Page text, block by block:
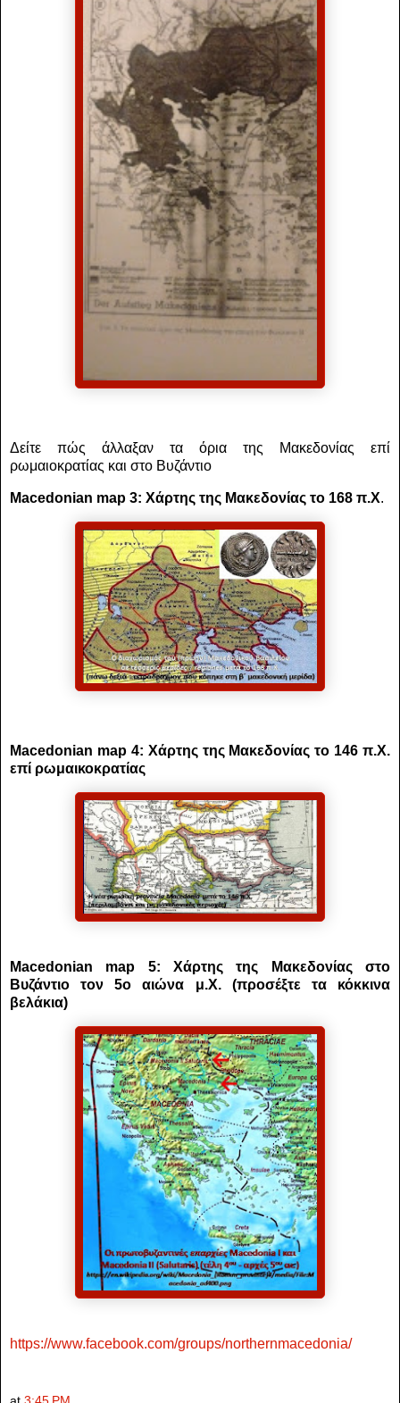
Δείτε πώς άλλαξαν τα όρια της Μακεδονίας επί
ρωμαιοκρατίας και στο Βυζάντιο
Macedonian map 3: Χάρτης της Μακεδονίας το 168 π.Χ.
Macedonian map 4: Χάρτης της Μακεδονίας το 146 π.Χ.
επί ρωμαικοκρατίας
Macedonian map 5: Χάρτης της Μακεδονίας στο
Βυζάντιο τον 5ο αιώνα μ.Χ. (προσέξτε τα κόκκινα
βελάκια)
https://www.facebook.com/groups/northernmacedonia/
at 3:45 PM